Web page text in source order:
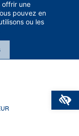
Groupe Vivalto Santé
Entre nous, la vie
offrir une
pouvez en
ou les